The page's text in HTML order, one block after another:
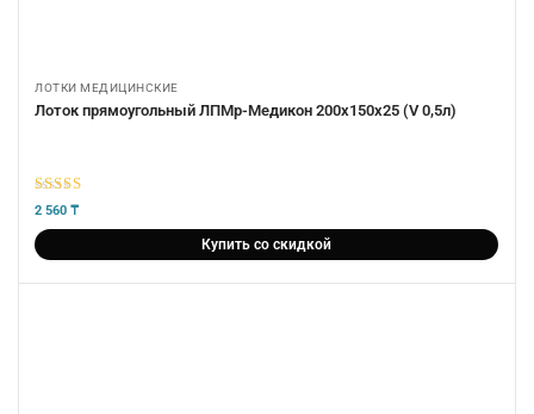
ЛОТКИ МЕДИЦИНСКИЕ
Лоток прямоугольный ЛПМр-Медикон 200х150х25 (V 0,5л)
5 из 5
2 560 ₸
Купить со скидкой